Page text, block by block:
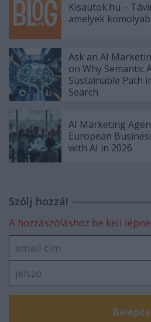
Kisautok.hu –
amelyek
Ask an AI
on Why Semantic
Sustainable Path
Search
AI Marketing
European
with AI in 2026
Szólj hozzá!
A hozzászóláshoz be kell